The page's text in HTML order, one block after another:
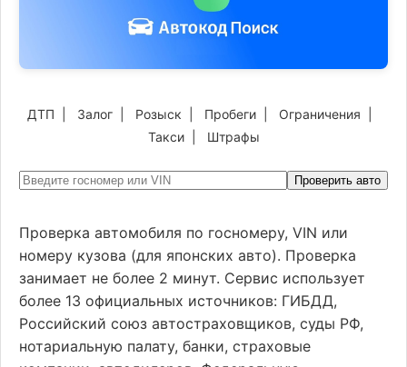
ДТП Залог Розыск Пробеги Ограничения
Такси| Штрафы
Проверить авто
Проверка автомобиля по госномеру, VIN или
номеру кузова (для японских авто). Проверка
занимает не более 2 минут. Сервис использует
более 13 официальных источников: ГИБДД,
Российский союз автостраховщиков, суды РФ,
нотариальную палату, банки, страховые